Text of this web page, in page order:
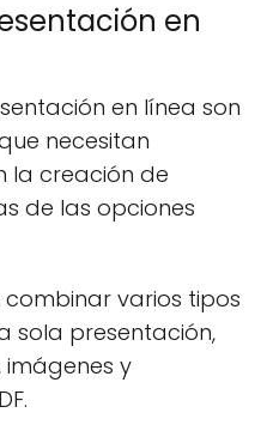
en
en línea son
necesitan
la creación de
de las opciones
combinar varios tipos
sola presentación,
imágenes y